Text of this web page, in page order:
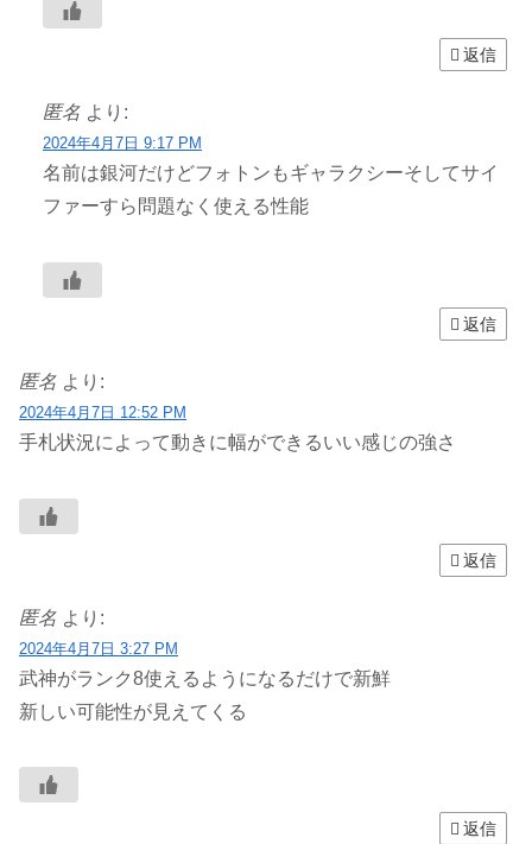
返信
匿名 より:
2024年4月7日 9:17 PM
名前は銀河だけどフォトンもギャラクシーそしてサイ
ファーすら問題なく使える性能
返信
匿名 より:
2024年4月7日 12:52 PM
手札状況によって動きに幅ができるいい感じの強さ
返信
匿名 より:
2024年4月7日 3:27 PM
武神がランク8使えるようになるだけで新鮮
新しい可能性が見えてくる
返信